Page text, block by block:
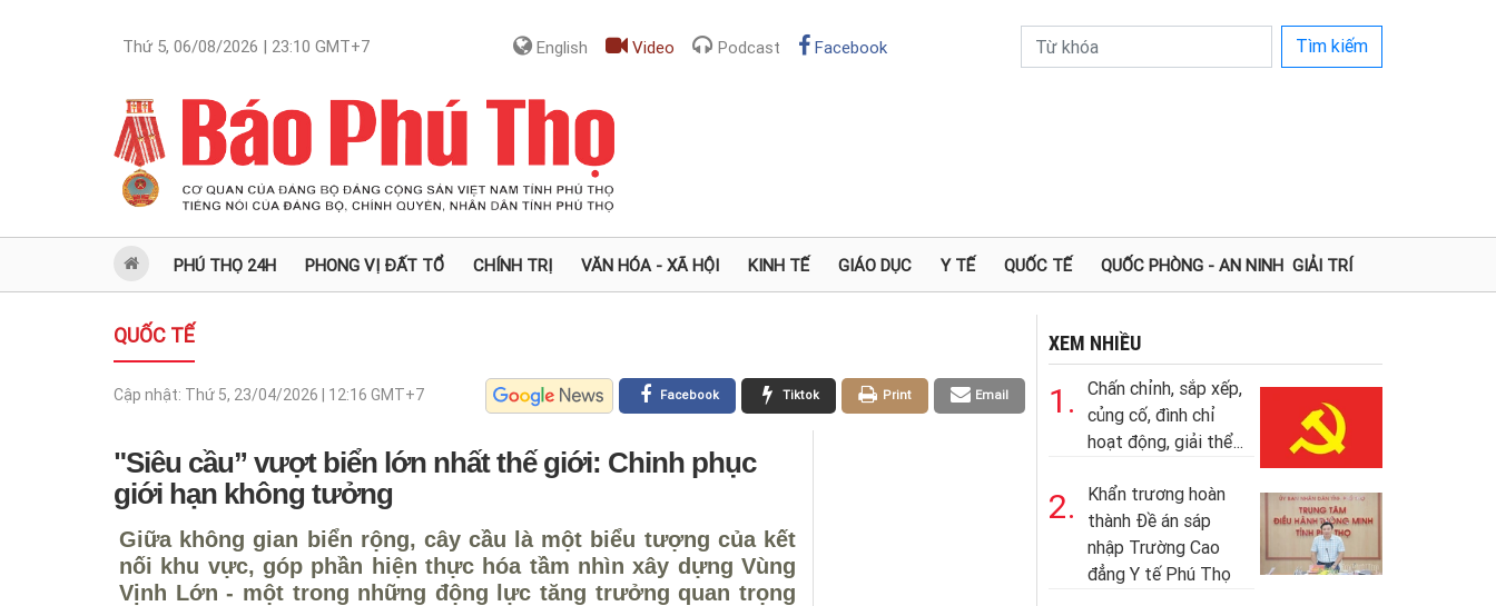
Thứ 5, 06/08/2026 | 23:10 GMT+7 English Video Podcast Facebook Tìm kiếm
PHÚ THỌ 24H PHONG VỊ ĐẤT TỔ CHÍNH TRỊ VĂN HÓA - XÃ HỘI KINH TẾ GIÁO DỤC Y TẾ QUỐC TẾ QUỐC PHÒNG - AN NINH GIẢI TRÍ
QUỐC TẾ
Cập nhật: Thứ 5, 23/04/2026 | 12:16 GMT+7 Email
Print
Tiktok
Facebook
"Siêu cầu” vượt biển lớn nhất thế giới: Chinh phục
giới hạn không tưởng
Giữa không gian biển rộng, cây cầu là một biểu tượng của kết
nối khu vực, góp phần hiện thực hóa tầm nhìn xây dựng Vùng
Vịnh Lớn - một trong những động lực tăng trưởng quan trọng
XEM NHIỀU
1.
Chấn chỉnh, sắp xếp,
củng cố, đình chỉ
hoạt động, giải thể...
2.
Khẩn trương hoàn
thành Đề án sáp
nhập Trường Cao
đẳng Y tế Phú Thọ